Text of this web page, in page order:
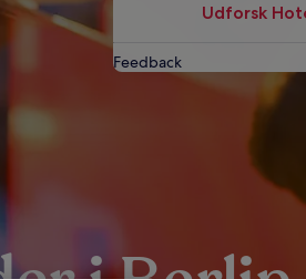
Udforsk
Feedback